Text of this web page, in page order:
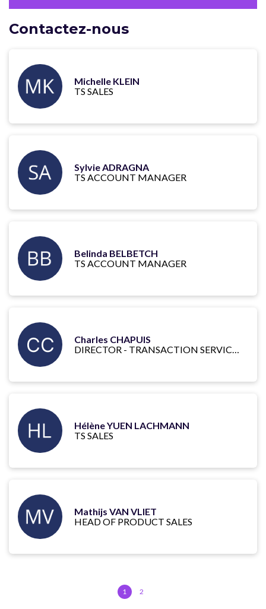
Contactez-nous
Michelle KLEIN
TS SALES
Sylvie ADRAGNA
TS ACCOUNT MANAGER
Belinda BELBETCH
TS ACCOUNT MANAGER
Charles CHAPUIS
DIRECTOR - TRANSACTION SERVICES SALES
Hélène YUEN LACHMANN
TS SALES
Mathijs VAN VLIET
HEAD OF PRODUCT SALES
1 2